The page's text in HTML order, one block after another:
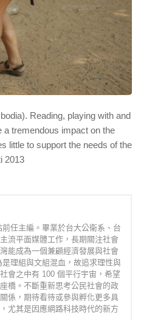
Reading, playing with and
a tremendous impact on the
little to support the needs of the
2013
任主編。畢業於台大公衛系、台
流平面媒體工作，長期關注社會
能成為一個兼顧經濟發展與社會
理組與文組混血，故追求理性與
會之中有 100 個平行宇宙，希望
橋。不斷重新思考公民社會的政
係，期待看待或參與孵化更多具
尤其是因應網路科技時代的新方